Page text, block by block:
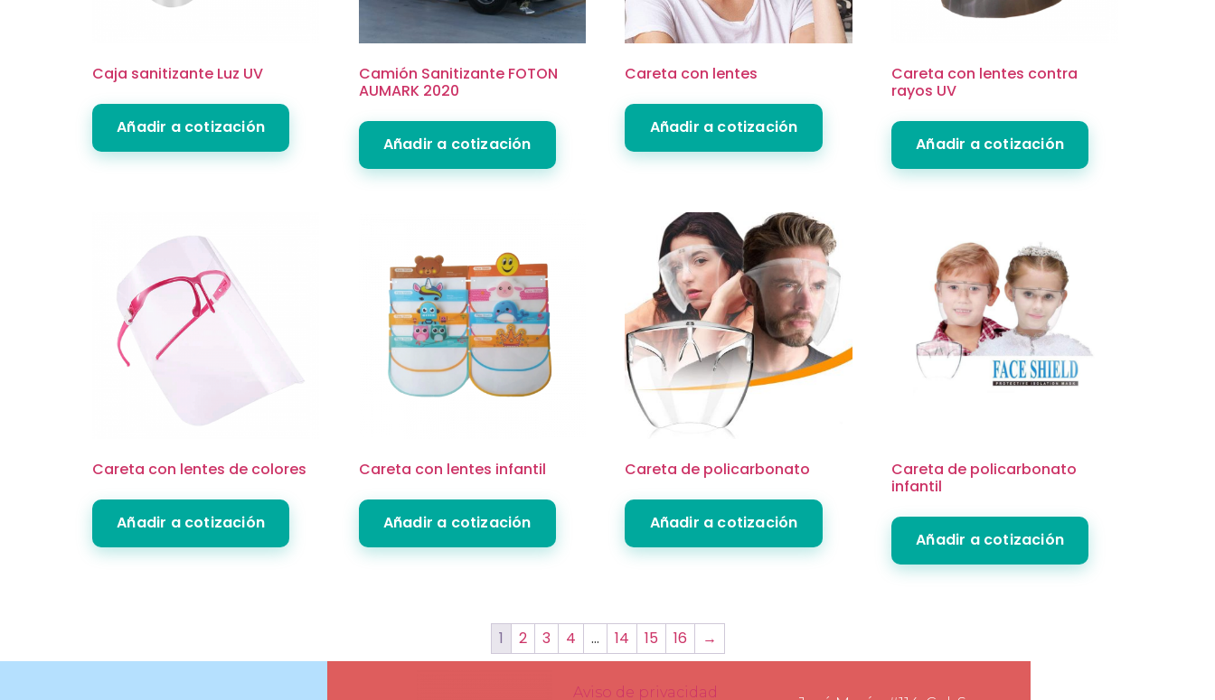
Caja sanitizante Luz UV
Añadir a cotización
Camión Sanitizante FOTON
AUMARK 2020
Añadir a cotización
Careta con lentes
Añadir a cotización
Careta con lentes contra
rayos UV
Añadir a cotización
Careta con lentes de colores
Añadir a cotización
Careta con lentes infantil
Añadir a cotización
Careta de policarbonato
Añadir a cotización
Careta de policarbonato
infantil
Añadir a cotización
1 2 3 4 … 14 15 16 →
Aviso de privacidad